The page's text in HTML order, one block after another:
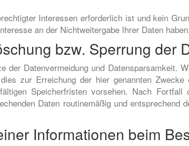
Interessen erforderlich ist und kein
an der Nichtweitergabe Ihrer Daten
bzw. Sperrung der
der Datenvermeidung und Datensparsamkeit.
zur Erreichung der hier genannten
Speicherfristen vorsehen. Nach
Daten routinemäßig und entsprechend
Informationen beim